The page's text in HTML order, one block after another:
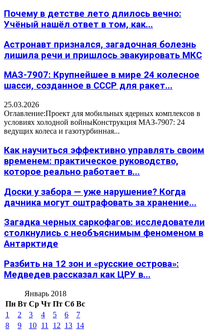
Почему в детстве лето длилось вечно:
Учёный нашёл ответ в том, как...
Астронавт признался, загадочная болезнь
лишила речи и пришлось эвакуировать МКС
МАЗ-7907: Крупнейшее в мире 24 колесное
шасси, созданное в СССР для ракет...
25.03.2026
Оглавление:Проект для мобильных ядерных комплексов в
условиях холодной войныКонструкция МАЗ-7907: 24
ведущих колеса и газотурбинная...
Как научиться эффективно управлять своим
временем: практическое руководство,
которое реально работает в...
Доски у забора — уже нарушение? Когда
дачника могут оштрафовать за хранение...
Загадка черных саркофагов: исследователи
столкнулись с необъяснимым феноменом в
Антарктиде
Разбить на 12 зон и «русские острова»:
Медведев рассказал как ЦРУ в...
Январь 2018
Пн Вт Ср Чт Пт Сб Вс
1
2 3 4 5 6
7
8
9 10 11 12 13 14